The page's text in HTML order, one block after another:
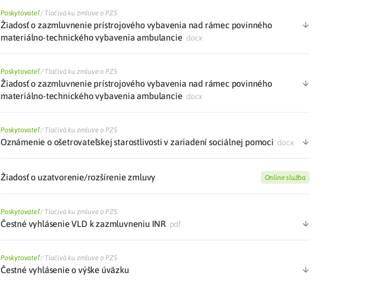
Poskytovateľ/Tlačivá ku zmluve o PZS
Žiadosť o zazmluvnenie prístrojového vybavenia nad rámec povinného
materiálno-technického vybavenia ambulancie docx
Poskytovateľ/Tlačivá ku zmluve o PZS
Žiadosť o zazmluvnenie prístrojového vybavenia nad rámec povinného
materiálno-technického vybavenia ambulancie docx
Poskytovateľ/Tlačivá ku zmluve o PZS
Oznámenie o ošetrovateľskej starostlivosti v zariadení sociálnej pomoci docx
Žiadosť o uzatvorenie/rozšírenie zmluvy Online služba
Poskytovateľ/Tlačivá ku zmluve o PZS
Čestné vyhlásenie VLD k zazmluvneniu INR pdf
Poskytovateľ/Tlačivá ku zmluve o PZS
Čestné vyhlásenie o výške úväzku